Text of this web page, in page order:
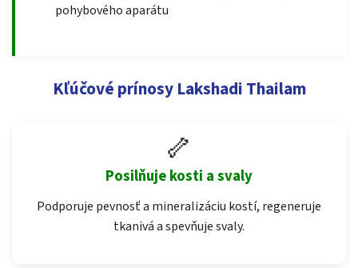
pohybového aparátu
Kľúčové prínosy Lakshadi Thailam
🦴
Posilňuje kosti a svaly
Podporuje pevnosť a mineralizáciu kostí, regeneruje
tkanivá a spevňuje svaly.